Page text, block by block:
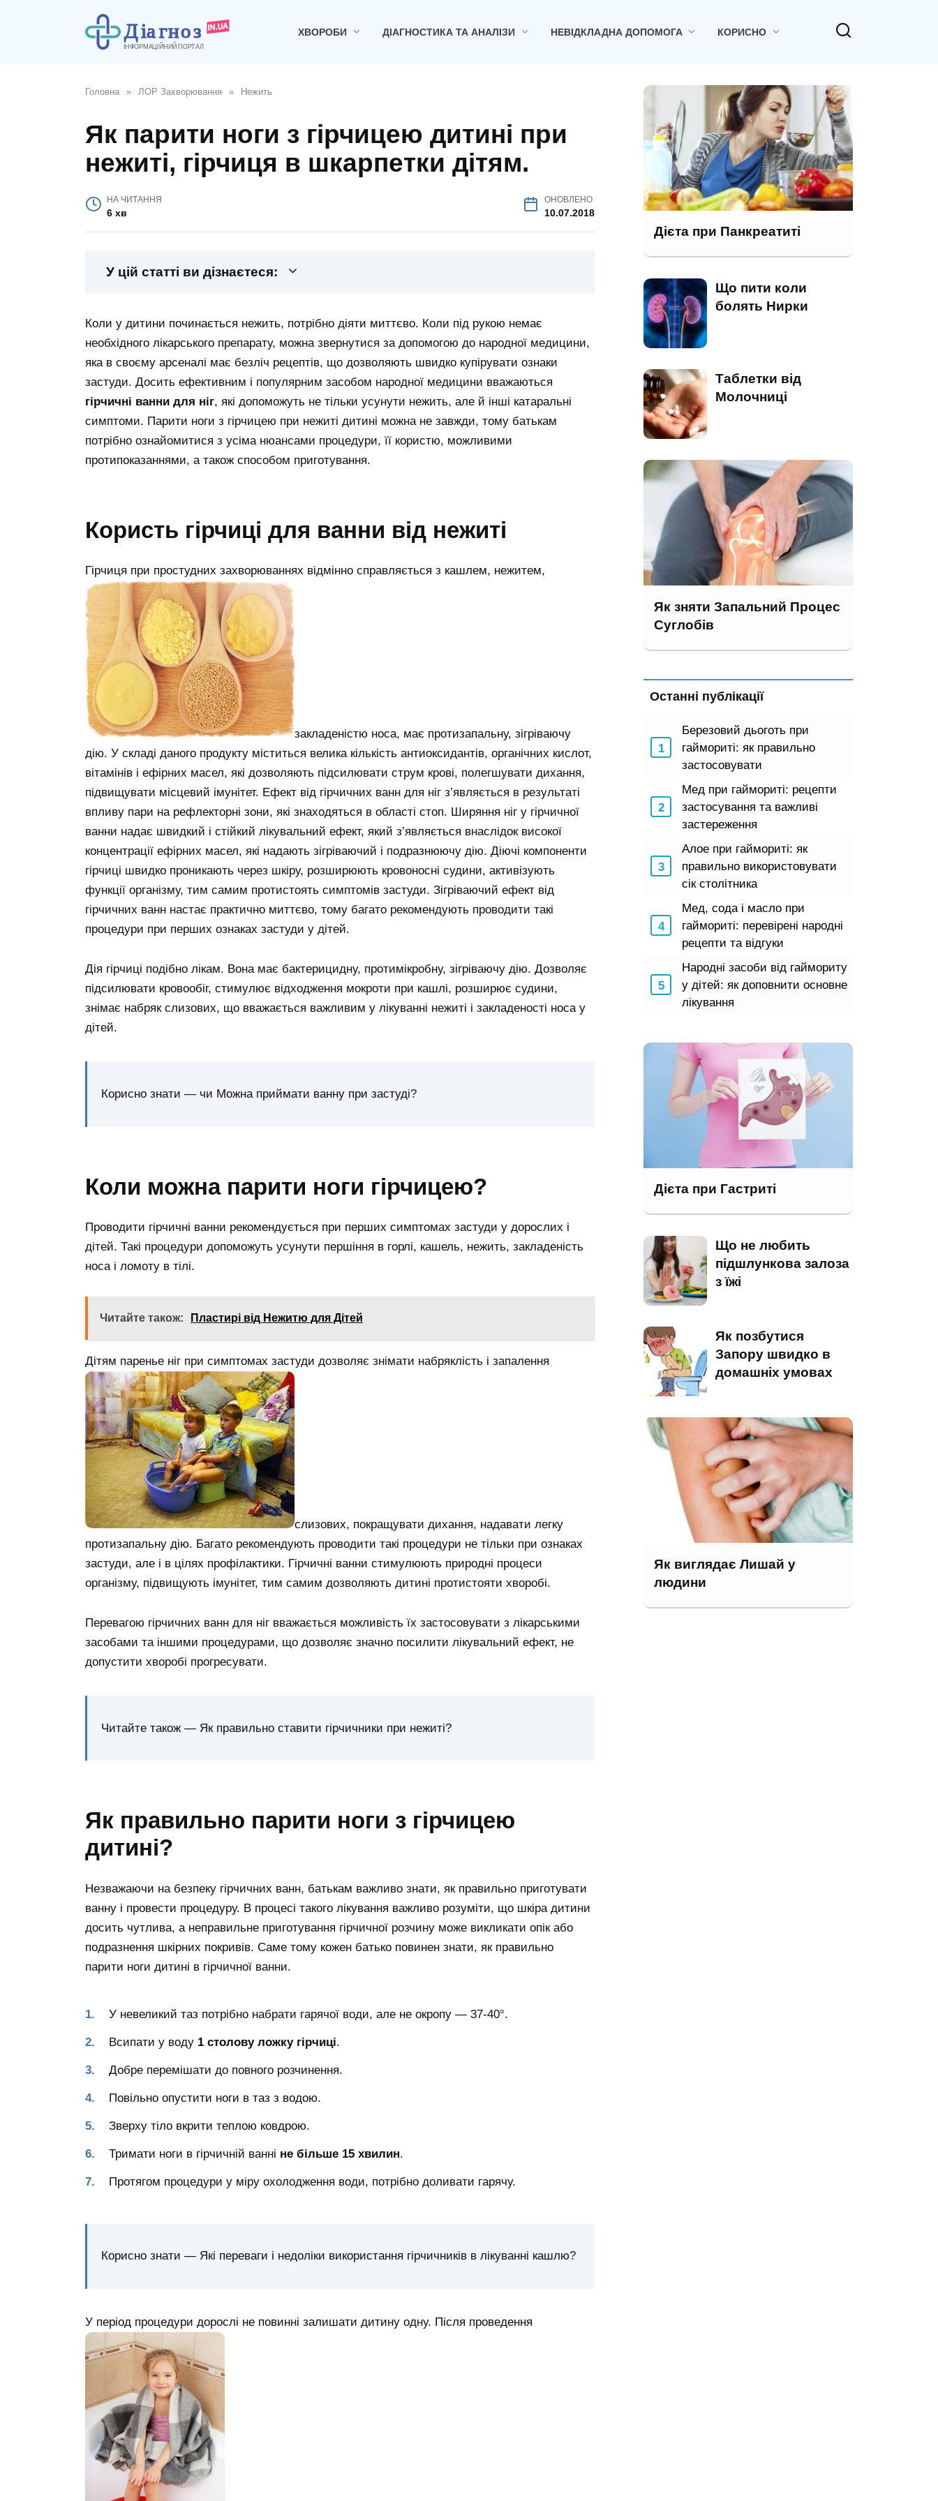
ХВОРОБИ ДІАГНОСТИКА ТА АНАЛІЗИ НЕВІДКЛАДНА ДОПОМОГА КОРИСНО
Головна » ЛОР Захворювання » Нежить
Як парити ноги з гірчицею дитині при
нежиті, гірчиця в шкарпетки дітям.
НА ЧИТАННЯ
6 хв
ОНОВЛЕНО
10.07.2018
У цій статті ви дізнаєтеся:
Коли у дитини починається нежить, потрібно діяти миттєво. Коли під рукою немає
необхідного лікарського препарату, можна звернутися за допомогою до народної медицини,
яка в своєму арсеналі має безліч рецептів, що дозволяють швидко купірувати ознаки
застуди. Досить ефективним і популярним засобом народної медицини вважаються
гірчичні ванни для ніг, які допоможуть не тільки усунути нежить, але й інші катаральні
симптоми. Парити ноги з гірчицею при нежиті дитині можна не завжди, тому батькам
потрібно ознайомитися з усіма нюансами процедури, її користю, можливими
протипоказаннями, а також способом приготування.
Користь гірчиці для ванни від нежиті
Гірчиця при простудних захворюваннях відмінно справляється з кашлем, нежитем,
закладеністю носа, має протизапальну, зігріваючу
дію. У складі даного продукту міститься велика кількість антиоксидантів, органічних кислот,
вітамінів і ефірних масел, які дозволяють підсилювати струм крові, полегшувати дихання,
підвищувати місцевий імунітет. Ефект від гірчичних ванн для ніг з’являється в результаті
впливу пари на рефлекторні зони, які знаходяться в області стоп. Ширяння ніг у гірчичної
ванни надає швидкий і стійкий лікувальний ефект, який з’являється внаслідок високої
концентрації ефірних масел, які надають зігріваючий і подразнюючу дію. Діючі компоненти
гірчиці швидко проникають через шкіру, розширюють кровоносні судини, активізують
функції організму, тим самим протистоять симптомів застуди. Зігріваючий ефект від
гірчичних ванн настає практично миттєво, тому багато рекомендують проводити такі
процедури при перших ознаках застуди у дітей.
Дія гірчиці подібно лікам. Вона має бактерицидну, протимікробну, зігріваючу дію. Дозволяє
підсилювати кровообіг, стимулює відходження мокроти при кашлі, розширює судини,
знімає набряк слизових, що вважається важливим у лікуванні нежиті і закладеності носа у
дітей.
Корисно знати — чи Можна приймати ванну при застуді?
Коли можна парити ноги гірчицею?
Проводити гірчичні ванни рекомендується при перших симптомах застуди у дорослих і
дітей. Такі процедури допоможуть усунути першіння в горлі, кашель, нежить, закладеність
носа і ломоту в тілі.
Читайте також: Пластирі від Нежитю для Дітей
Дітям паренье ніг при симптомах застуди дозволяє знімати набряклість і запалення
слизових, покращувати дихання, надавати легку
протизапальну дію. Багато рекомендують проводити такі процедури не тільки при ознаках
застуди, але і в цілях профілактики. Гірчичні ванни стимулюють природні процеси
організму, підвищують імунітет, тим самим дозволяють дитині протистояти хворобі.
Перевагою гірчичних ванн для ніг вважається можливість їх застосовувати з лікарськими
засобами та іншими процедурами, що дозволяє значно посилити лікувальний ефект, не
допустити хворобі прогресувати.
Читайте також — Як правильно ставити гірчичники при нежиті?
Як правильно парити ноги з гірчицею
дитині?
Незважаючи на безпеку гірчичних ванн, батькам важливо знати, як правильно приготувати
ванну і провести процедуру. В процесі такого лікування важливо розуміти, що шкіра дитини
досить чутлива, а неправильне приготування гірчичної розчину може викликати опік або
подразнення шкірних покривів. Саме тому кожен батько повинен знати, як правильно
парити ноги дитині в гірчичної ванни.
У невеликий таз потрібно набрати гарячої води, але не окропу — 37-40°.
Всипати у воду 1 столову ложку гірчиці.
Добре перемішати до повного розчинення.
Повільно опустити ноги в таз з водою.
Зверху тіло вкрити теплою ковдрою.
Тримати ноги в гірчичній ванні не більше 15 хвилин.
Протягом процедури у міру охолодження води, потрібно доливати гарячу.
Корисно знати — Які переваги і недоліки використання гірчичників в лікуванні кашлю?
У період процедури дорослі не повинні залишати дитину одну. Після проведення
Дієта при Панкреатиті
Що пити коли
болять Нирки
Таблетки від
Молочниці
Як зняти Запальний Процес
Суглобів
Останні публікації
Березовий дьоготь при
гаймориті: як правильно
застосовувати
Мед при гаймориті: рецепти
застосування та важливі
застереження
Алое при гаймориті: як
правильно використовувати
сік столітника
Мед, сода і масло при
гаймориті: перевірені народні
рецепти та відгуки
Народні засоби від гаймориту
у дітей: як доповнити основне
лікування
Дієта при Гастриті
Що не любить
підшлункова залоза
з їжі
Як позбутися
Запору швидко в
домашніх умовах
Як виглядає Лишай у
людини